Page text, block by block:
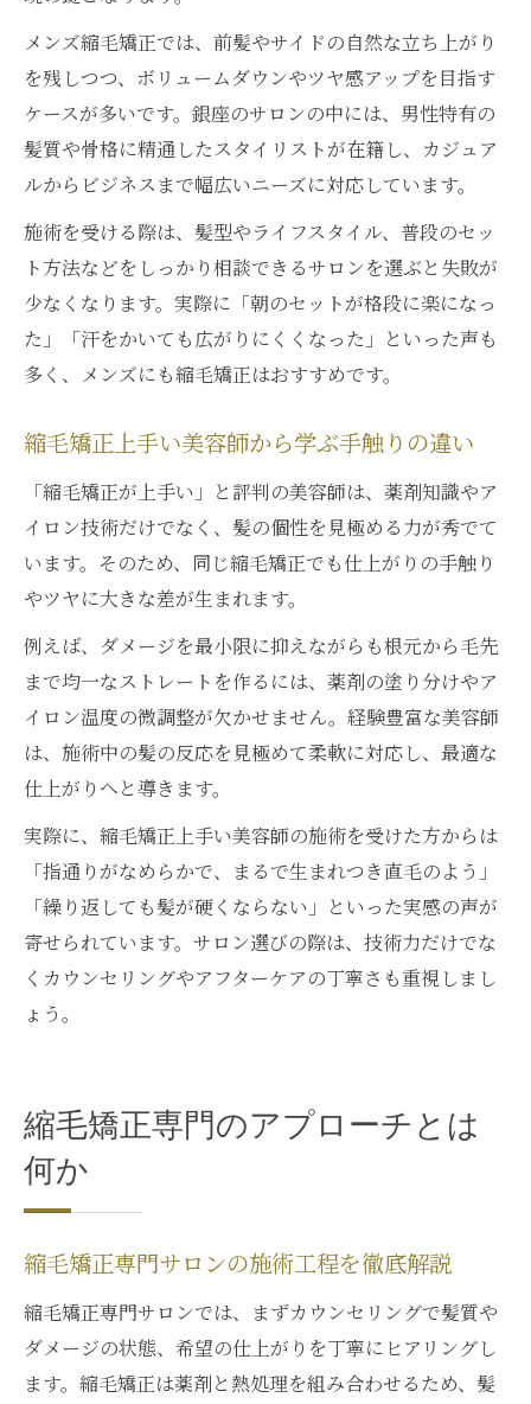
メンズ縮毛矯正では、前髪やサイドの自然な立ち上がり
を残しつつ、ボリュームダウンやツヤ感アップを目指す
ケースが多いです。銀座のサロンの中には、男性特有の
髪質や骨格に精通したスタイリストが在籍し、カジュア
ルからビジネスまで幅広いニーズに対応しています。
施術を受ける際は、髪型やライフスタイル、普段のセッ
ト方法などをしっかり相談できるサロンを選ぶと失敗が
少なくなります。実際に「朝のセットが格段に楽になっ
た」「汗をかいても広がりにくくなった」といった声も
多く、メンズにも縮毛矯正はおすすめです。
縮毛矯正上手い美容師から学ぶ手触りの違い
「縮毛矯正が上手い」と評判の美容師は、薬剤知識やア
イロン技術だけでなく、髪の個性を見極める力が秀でて
います。そのため、同じ縮毛矯正でも仕上がりの手触り
やツヤに大きな差が生まれます。
例えば、ダメージを最小限に抑えながらも根元から毛先
まで均一なストレートを作るには、薬剤の塗り分けやア
イロン温度の微調整が欠かせません。経験豊富な美容師
は、施術中の髪の反応を見極めて柔軟に対応し、最適な
仕上がりへと導きます。
実際に、縮毛矯正上手い美容師の施術を受けた方からは
「指通りがなめらかで、まるで生まれつき直毛のよう」
「繰り返しても髪が硬くならない」といった実感の声が
寄せられています。サロン選びの際は、技術力だけでな
くカウンセリングやアフターケアの丁寧さも重視しまし
ょう。
縮毛矯正専門のアプローチとは
何か
縮毛矯正専門サロンの施術工程を徹底解説
縮毛矯正専門サロンでは、まずカウンセリングで髪質や
ダメージの状態、希望の仕上がりを丁寧にヒアリングし
ます。縮毛矯正は薬剤と熱処理を組み合わせるため、髪